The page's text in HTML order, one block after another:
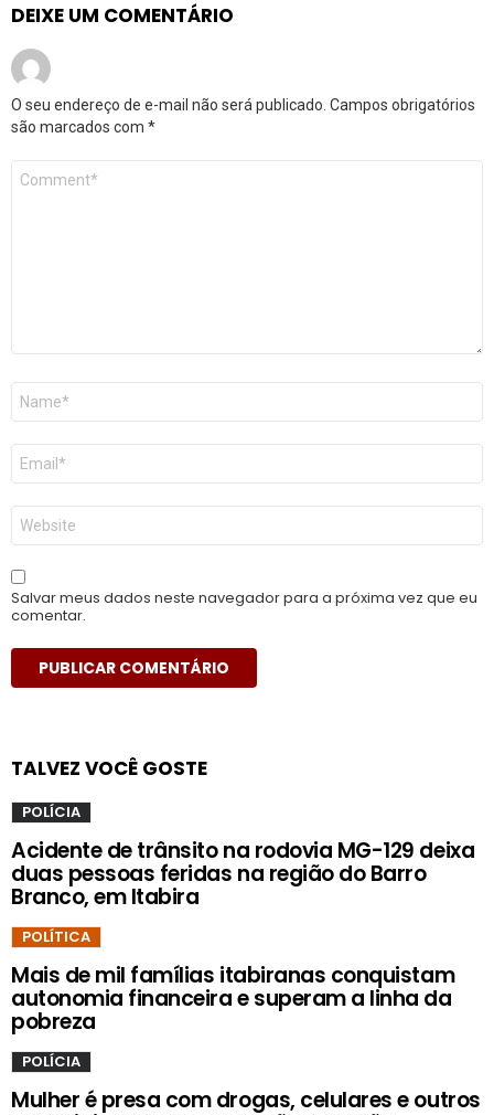
DEIXE UM COMENTÁRIO
O seu endereço de e-mail não será publicado. Campos obrigatórios
são marcados com *
Comentário
Nome
E-
mail
*
Site
Salvar meus dados neste navegador para a próxima vez que eu
comentar.
TALVEZ VOCÊ GOSTE
POLÍCIA
Acidente de trânsito na rodovia MG-129 deixa
duas pessoas feridas na região do Barro
Branco, em Itabira
POLÍTICA
Mais de mil famílias itabiranas conquistam
autonomia financeira e superam a linha da
pobreza
POLÍCIA
Mulher é presa com drogas, celulares e outros